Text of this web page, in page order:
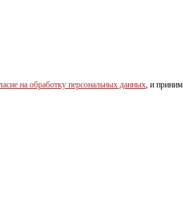
на обработку персональных данных, и